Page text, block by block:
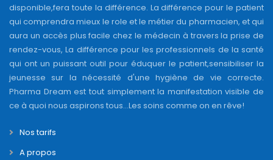
disponible,fera toute la différence. La différence pour le patient
qui comprendra mieux le role et le métier du pharmacien, et qui
aura un accès plus facile chez le médecin à travers la prise de
rendez-vous, La différence pour les professionnels de la santé
qui ont un puissant outil pour éduquer le patient,sensibiliser la
jeunesse sur la nécessité d'une hygiène de vie correcte.
Pharma Dream est tout simplement la manifestation visible de
ce à quoi nous aspirons tous...Les soins comme on en rêve!
Nos tarifs
A propos